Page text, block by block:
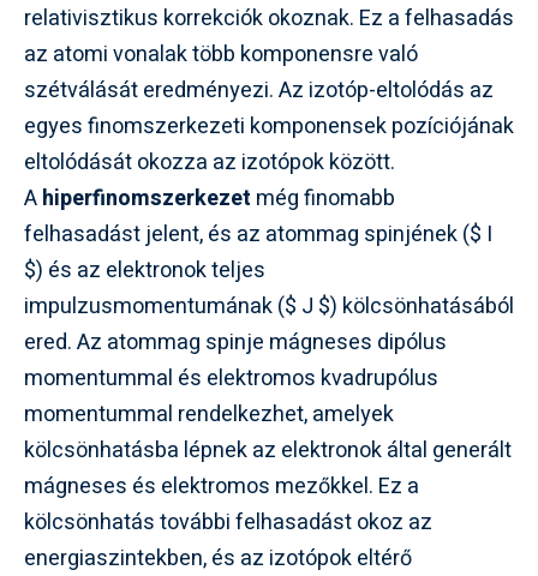
relativisztikus korrekciók okoznak. Ez a felhasadás
az atomi vonalak több komponensre való
szétválását eredményezi. Az izotóp-eltolódás az
egyes finomszerkezeti komponensek pozíciójának
eltolódását okozza az izotópok között.
Ahiperfinomszerkezet még finomabb
felhasadást jelent, és az atommag spinjének ($ I
$) és az elektronok teljes
impulzusmomentumának ($ J $) kölcsönhatásából
ered. Az atommag spinje mágneses dipólus
momentummal és elektromos kvadrupólus
momentummal rendelkezhet, amelyek
kölcsönhatásba lépnek az elektronok által generált
mágneses és elektromos mezőkkel. Ez a
kölcsönhatás további felhasadást okoz az
energiaszintekben, és az izotópok eltérő